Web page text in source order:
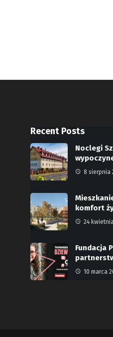
Recent Posts
Noclegi
8 sierpnia
komfort
24
Fundacja
10 marca